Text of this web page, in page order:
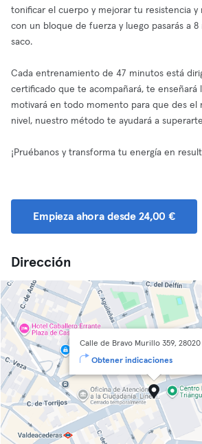
tonificar el cuerpo y mejorar tu resistencia y
con un bloque de fuerza y luego pasarás a 8
saco.
Cada entrenamiento de 47 minutos está
certificado que te acompañará, te enseñará
motivará en todo momento para que des el
nivel, nuestro método te ayudará a
¡Pruébanos y transforma tu energía en
Empieza ahora desde 24,00 €
Dirección
Calle de Bravo Murillo 359, 28020
Obtener indicaciones